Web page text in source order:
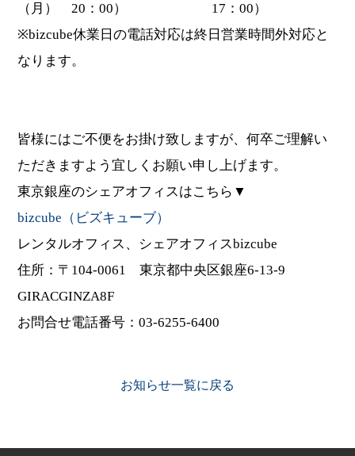
（月）
20：00）
17：00）
※bizcube休業日の電話対応は終日営業時間外対応と
なります。
皆様にはご不便をお掛け致しますが、何卒ご理解い
ただきますよう宜しくお願い申し上げます。
東京銀座のシェアオフィスはこちら▼
bizcube（ビズキューブ）
レンタルオフィス、シェアオフィスbizcube
住所：〒104-0061 東京都中央区銀座6-13-9
GIRACGINZA8F
お問合せ電話番号：03-6255-6400
お知らせ一覧に戻る